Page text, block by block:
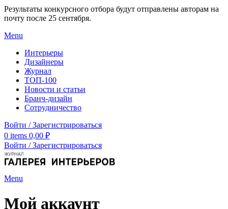
Результаты конкурсного отбора будут отправлены авторам на
почту после 25 сентября.
Menu
Интерьеры
Дизайнеры
Журнал
ТОП-100
Новости и статьи
Бранч-дизайн
Сотрудничество
Войти / Зарегистрироваться
0 items 0,00 ₽
Войти / Зарегистрироваться
Menu
Мой аккаунт